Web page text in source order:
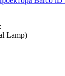
Lamp)